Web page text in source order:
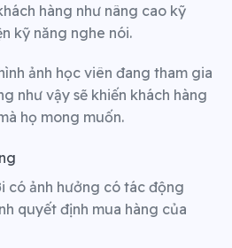
hàng như nâng cao kỹ
kỹ năng nghe nói.
ảnh học viên đang tham gia
như vậy sẽ khiến khách hàng
họ mong muốn.
có ảnh hưởng có tác động
quyết định mua hàng của